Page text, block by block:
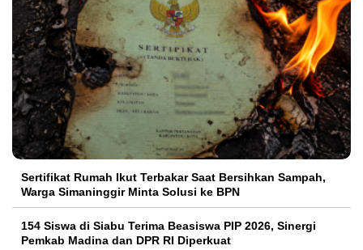
Sertifikat Rumah Ikut Terbakar Saat Bersihkan Sampah,
Warga Simaninggir Minta Solusi ke BPN
154 Siswa di Siabu Terima Beasiswa PIP 2026, Sinergi
Pemkab Madina dan DPR RI Diperkuat